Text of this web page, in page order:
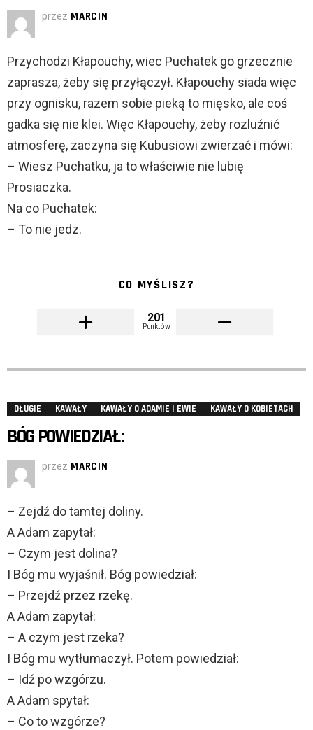
przez MARCIN
Przychodzi Kłapouchy, wiec Puchatek go grzecznie
zaprasza, żeby się przyłączył. Kłapouchy siada więc
przy ognisku, razem sobie pieką to mięsko, ale coś
gadka się nie klei. Więc Kłapouchy, żeby rozluźnić
atmosferę, zaczyna się Kubusiowi zwierzać i mówi:
– Wiesz Puchatku, ja to właściwie nie lubię
Prosiaczka.
Na co Puchatek:
– To nie jedz.
CO MYŚLISZ?
201
Punktów
DŁUGIE KAWAŁY KAWAŁY O ADAMIE I EWIE KAWAŁY O KOBIETACH
BÓG POWIEDZIAŁ:
przez MARCIN
– Zejdź do tamtej doliny.
A Adam zapytał:
– Czym jest dolina?
I Bóg mu wyjaśnił. Bóg powiedział:
– Przejdź przez rzekę.
A Adam zapytał:
– A czym jest rzeka?
I Bóg mu wytłumaczył. Potem powiedział:
– Idź po wzgórzu.
A Adam spytał:
– Co to wzgórze?